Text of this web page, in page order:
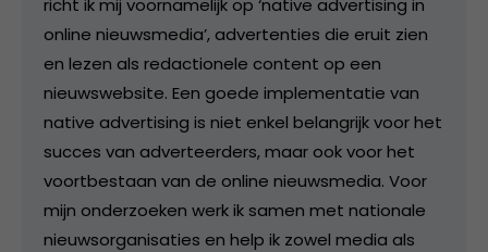
online nieuwsmedia’, advertenties die eruit zien
en lezen als redactionele content op een
nieuwswebsite. Een goede implementatie van
native advertising is niet enkel belangrijk voor het
succes van adverteerders, maar ook voor het
voortbestaan van de online nieuwsmedia. Voor
mijn onderzoeken werk ik samen met nationale
nieuwsorganisaties en help ik zowel media als